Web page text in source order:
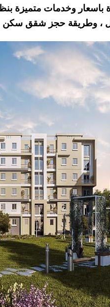
باسعار وخدمات متميزة
، وطريقة حجز شقق